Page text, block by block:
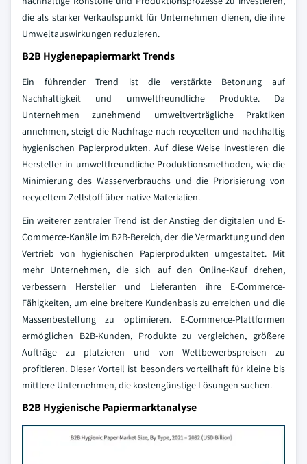
die als starker Verkaufspunkt für Unternehmen dienen, die ihre
Umweltauswirkungen reduzieren.
B2B Hygienepapiermarkt Trends
Ein führender Trend ist die verstärkte Betonung auf
Nachhaltigkeit und umweltfreundliche Produkte. Da
Unternehmen zunehmend umweltverträgliche Praktiken
annehmen, steigt die Nachfrage nach recycelten und nachhaltig
hygienischen Papierprodukten. Auf diese Weise investieren die
Hersteller in umweltfreundliche Produktionsmethoden, wie die
Minimierung des Wasserverbrauchs und die Priorisierung von
recyceltem Zellstoff über native Materialien.
Ein weiterer zentraler Trend ist der Anstieg der digitalen und E-
Commerce-Kanäle im B2B-Bereich, der die Vermarktung und den
Vertrieb von hygienischen Papierprodukten umgestaltet. Mit
mehr Unternehmen, die sich auf den Online-Kauf drehen,
verbessern Hersteller und Lieferanten ihre E-Commerce-
Fähigkeiten, um eine breitere Kundenbasis zu erreichen und die
Massenbestellung zu optimieren. E-Commerce-Plattformen
ermöglichen B2B-Kunden, Produkte zu vergleichen, größere
Aufträge zu platzieren und von Wettbewerbspreisen zu
profitieren. Dieser Vorteil ist besonders vorteilhaft für kleine bis
mittlere Unternehmen, die kostengünstige Lösungen suchen.
B2B Hygienische Papiermarktanalyse